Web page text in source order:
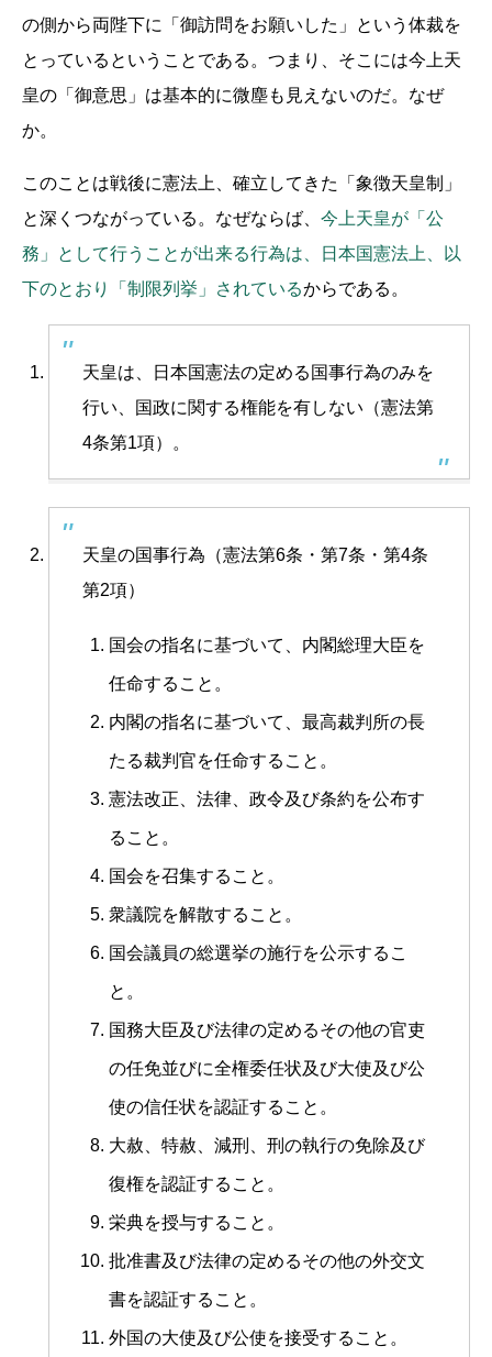
の側から両陛下に「御訪問をお願いした」という体裁を
とっているということである。つまり、そこには今上天
皇の「御意思」は基本的に微塵も見えないのだ。なぜ
か。
このことは戦後に憲法上、確立してきた「象徴天皇制」
と深くつながっている。なぜならば、 今上天皇が「公
務」として行うことが出来る行為は、日本国憲法上、以
下のとおり「制限列挙」されているからである。
天皇は、日本国憲法の定める国事行為のみを
行い、国政に関する権能を有しない（憲法第
4条第1項）。
天皇の国事行為（憲法第6条・第7条・第4条
第2項）
国会の指名に基づいて、内閣総理大臣を
任命すること。
内閣の指名に基づいて、最高裁判所の長
たる裁判官を任命すること。
憲法改正、法律、政令及び条約を公布す
ること。
国会を召集すること。
衆議院を解散すること。
国会議員の総選挙の施行を公示するこ
と。
国務大臣及び法律の定めるその他の官吏
の任免並びに全権委任状及び大使及び公
使の信任状を認証すること。
大赦、特赦、減刑、刑の執行の免除及び
復権を認証すること。
栄典を授与すること。
批准書及び法律の定めるその他の外交文
書を認証すること。
外国の大使及び公使を接受すること。